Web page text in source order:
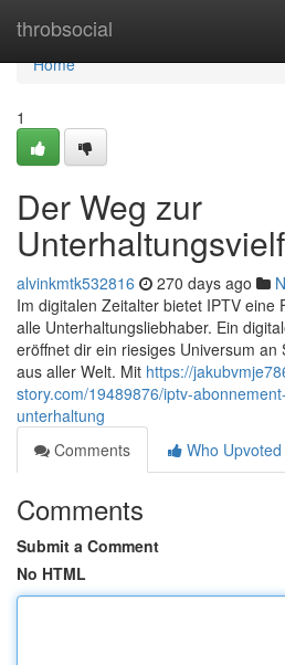
throbsocial
Home
Home
1
Der Weg zur
alvinkmtk532816 270 days ago
Im digitalen Zeitalter bietet IPTV eine
alle Unterhaltungsliebhaber. Ein
eröffnet dir ein riesiges Universum
aus aller Welt. Mit https://
story.com/19489876/iptv-
unterhaltung
Comments
Who Upvoted
Comments
Submit a Comment
No HTML